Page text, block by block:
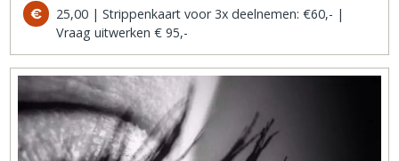
25,00 | Strippenkaart voor 3x deelnemen: €60,- |
Vraag uitwerken € 95,-